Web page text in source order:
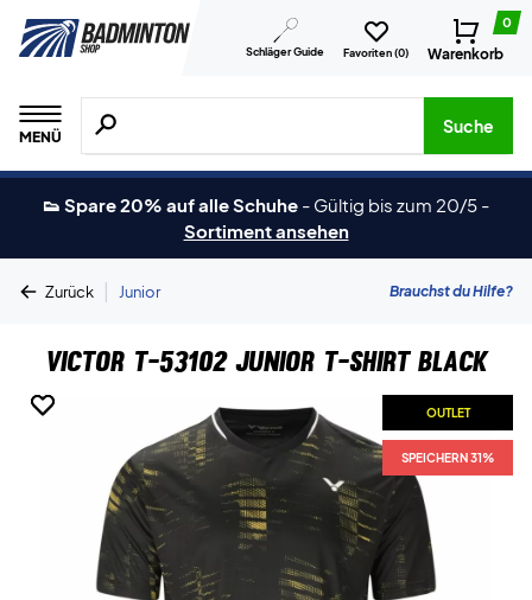
Schläger Guide Favoriten (0)
0
Warenkorb
MENÜ
Suche nach Produkten, Marken usw.
Suche
👟 Spare 20% auf alle Schuhe - Gültig bis zum 20/5 -
Sortiment ansehen
Zurück | Junior Brauchst du Hilfe?
Victor T-53102 Junior T-shirt Black
OUTLET
SPEICHERN 31%
OUTLET
SPEICHERN 31%